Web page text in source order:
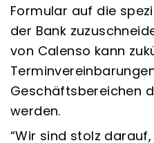
Formular auf die
der Bank
von Calenso kann
Geschäftsbereichen
werden.
“Wir sind stolz